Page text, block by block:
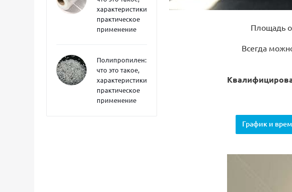
характеристики,
практическое
применение
Полипропилен:
что это такое,
характеристики,
практическое
применение
Площадь
Всегда
График и